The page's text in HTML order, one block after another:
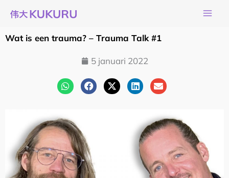
naar
deWat is een trauma? – Trauma Talk #1
5 januari 2022